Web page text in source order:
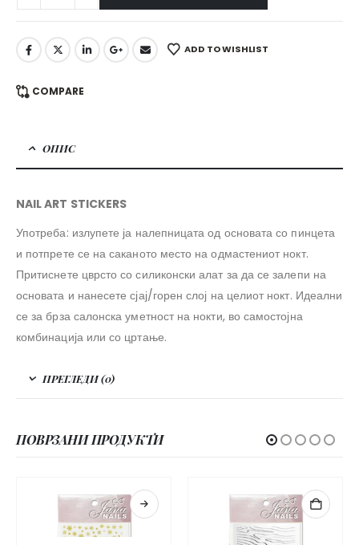
ADD TO WISHLIST
COMPARE
ОПИС
NAIL ART STICKERS
Употреба: излупете ја налепницата од основата со пинцета
и потпрете се на саканото место на одмастениот нокт.
Притиснете цврсто со силиконски алат за да се залепи на
основата и нанесете сјај/горен слој на целиот нокт. Идеални
се за брза салонска уметност на нокти, во самостојна
комбинација или со цртање.
ПРЕГЛЕДИ (0)
ПОВРЗАНИ ПРОДУКТИ